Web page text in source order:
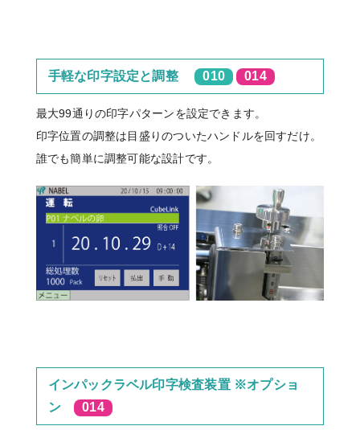
手軽な印字設定と調整 010 014
最大99通りの印字パターンを設定できます。
印字位置の調整は目盛りのついたハンドルを回すだけ。
誰でも簡単に調整可能な設計です。
インパックラベル印字検査装置 ※オプショ
ン 014